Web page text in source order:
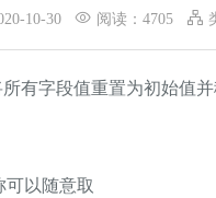
10-30 阅读：4705
有字段值重置为初始值
可以随意取